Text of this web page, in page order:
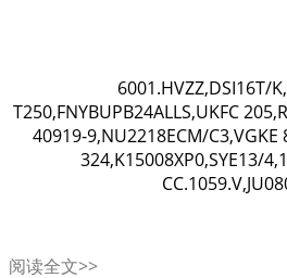
6001.HVZZ,DSI16T/
T250,FNYBUPB24ALLS,UKFC
40919-9,NU2218ECM/
324,K15008XP0,SYE13/
阅读全文>>